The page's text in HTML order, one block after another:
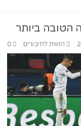
הטובה ביותר
הזווית לחיבורים 0